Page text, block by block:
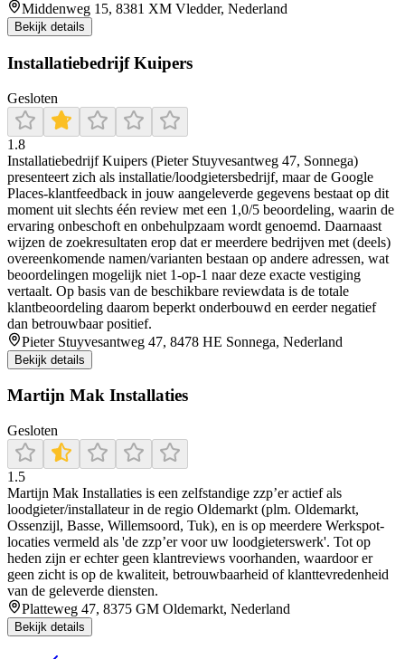
Middenweg 15, 8381 XM Vledder, Nederland
Bekijk details
Installatiebedrijf Kuipers
Gesloten
1.8
Installatiebedrijf Kuipers (Pieter Stuyvesantweg 47, Sonnega)
presenteert zich als installatie/loodgietersbedrijf, maar de Google
Places-klantfeedback in jouw aangeleverde gegevens bestaat op dit
moment uit slechts één review met een 1,0/5 beoordeling, waarin de
ervaring onbeschoft en onbehulpzaam wordt genoemd. Daarnaast
wijzen de zoekresultaten erop dat er meerdere bedrijven met (deels)
overeenkomende namen/varianten bestaan op andere adressen, wat
beoordelingen mogelijk niet 1-op-1 naar deze exacte vestiging
vertaalt. Op basis van de beschikbare reviewdata is de totale
klantbeoordeling daarom beperkt onderbouwd en eerder negatief
dan betrouwbaar positief.
Pieter Stuyvesantweg 47, 8478 HE Sonnega, Nederland
Bekijk details
Martijn Mak Installaties
Gesloten
1.5
Martijn Mak Installaties is een zelfstandige zzp’er actief als
loodgieter/installateur in de regio Oldemarkt (plm. Oldemarkt,
Ossenzijl, Basse, Willemsoord, Tuk), en is op meerdere Werkspot-
locaties vermeld als 'de zzp’er voor uw loodgieterswerk'. Tot op
heden zijn er echter geen klantreviews voorhanden, waardoor er
geen zicht is op de kwaliteit, betrouwbaarheid of klanttevredenheid
van de geleverde diensten.
Platteweg 47, 8375 GM Oldemarkt, Nederland
Bekijk details